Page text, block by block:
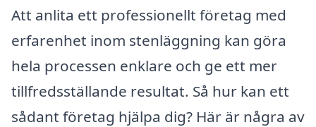
Att anlita ett professionellt företag med
erfarenhet inom stenläggning kan göra
hela processen enklare och ge ett mer
tillfredsställande resultat. Så hur kan ett
sådant företag hjälpa dig? Här är några av